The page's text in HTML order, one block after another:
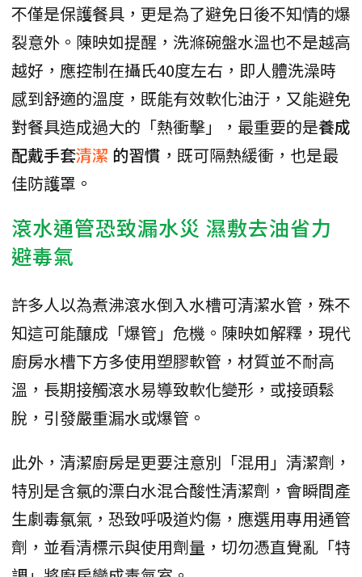
不僅是保護餐具，更是為了避免日後不知情的爆
裂意外。陳映如提醒，洗滌碗盤水溫也不是越高
越好，應控制在攝氏40度左右，即人體洗澡時
感到舒適的溫度，既能有效軟化油汙，又能避免
對餐具造成過大的「熱衝擊」，最重要的是養成
配戴手套清潔 的習慣 ，既可隔熱緩衝，也是最
佳防護罩。
滾水通管恐致漏水災 濕敷去油省力
避毒氣
許多人以為煮沸滾水倒入水槽可清潔水管，殊不
知這可能釀成「爆管」危機。陳映如解釋，現代
廚房水槽下方多使用塑膠軟管，材質並不耐高
溫，長期接觸滾水易導致軟化變形，或接頭鬆
脫，引發嚴重漏水或爆管。
此外，清潔廚房是更要注意別「混用」清潔劑，
特別是含氯的漂白水混合酸性清潔劑，會瞬間產
生劇毒氯氣，恐致呼吸道灼傷，應選用專用通管
劑，並看清標示與使用劑量，切勿憑直覺亂「特